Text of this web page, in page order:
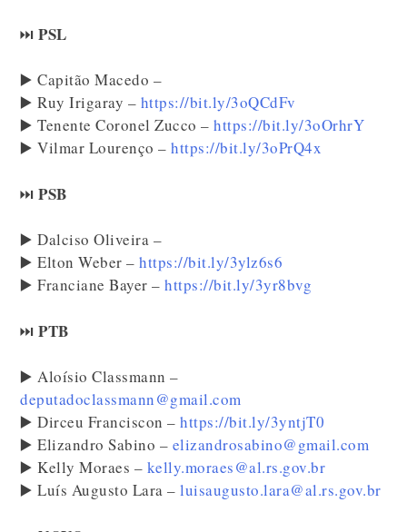
⏭️PSL
▶️ Capitão Macedo –
▶️ Ruy Irigaray – https://bit.ly/3oQCdFv
▶️ Tenente Coronel Zucco –https://bit.ly/3oOrhrY
▶️ Vilmar Lourenço –https://bit.ly/3oPrQ4x
⏭️PSB
▶️ Dalciso Oliveira –
▶️ Elton Weber –https://bit.ly/3ylz6s6
▶️ Franciane Bayer –https://bit.ly/3yr8bvg
⏭️PTB
▶️ Aloísio Classmann –
deputadoclassmann@gmail.com
▶️ Dirceu Franciscon –https://bit.ly/3yntjT0
▶️ Elizandro Sabino – elizandrosabino@gmail.com
▶️ Kelly Moraes – kelly.moraes@al.rs.gov.br
▶️ Luís Augusto Lara –luisaugusto.lara@al.rs.gov.br